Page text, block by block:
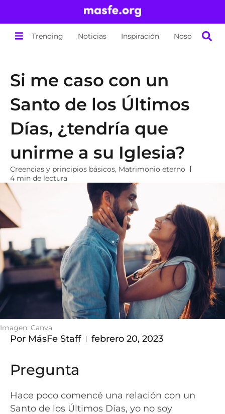
Trending Noticias Inspiración Nosotros
Si me caso con un
Santo de los Últimos
Días, ¿tendría que
unirme a su Iglesia?
Creencias y principios básicos, Matrimonio eterno
4 min de lectura
Imagen: Canva
Por MásFe Staff febrero 20, 2023
Pregunta
Hace poco comencé una relación con un
Santo de los Últimos Días, yo no soy